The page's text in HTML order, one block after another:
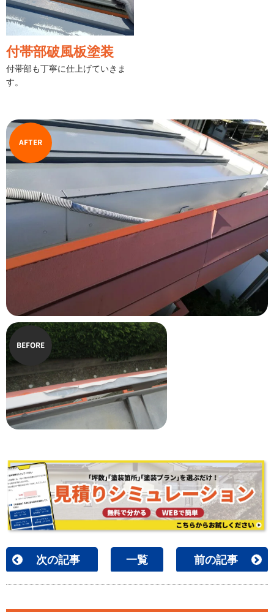
付帯部破風板塗装
付帯部も丁寧に仕上げていきま
す。
AFTER
BEFORE
次の記事 一覧 前の記事